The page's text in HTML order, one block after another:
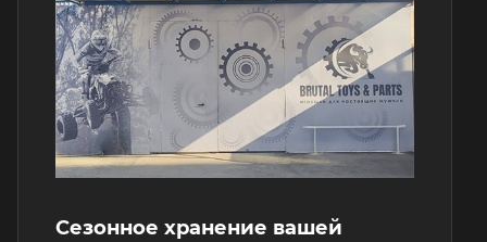
Сезонное хранение вашей